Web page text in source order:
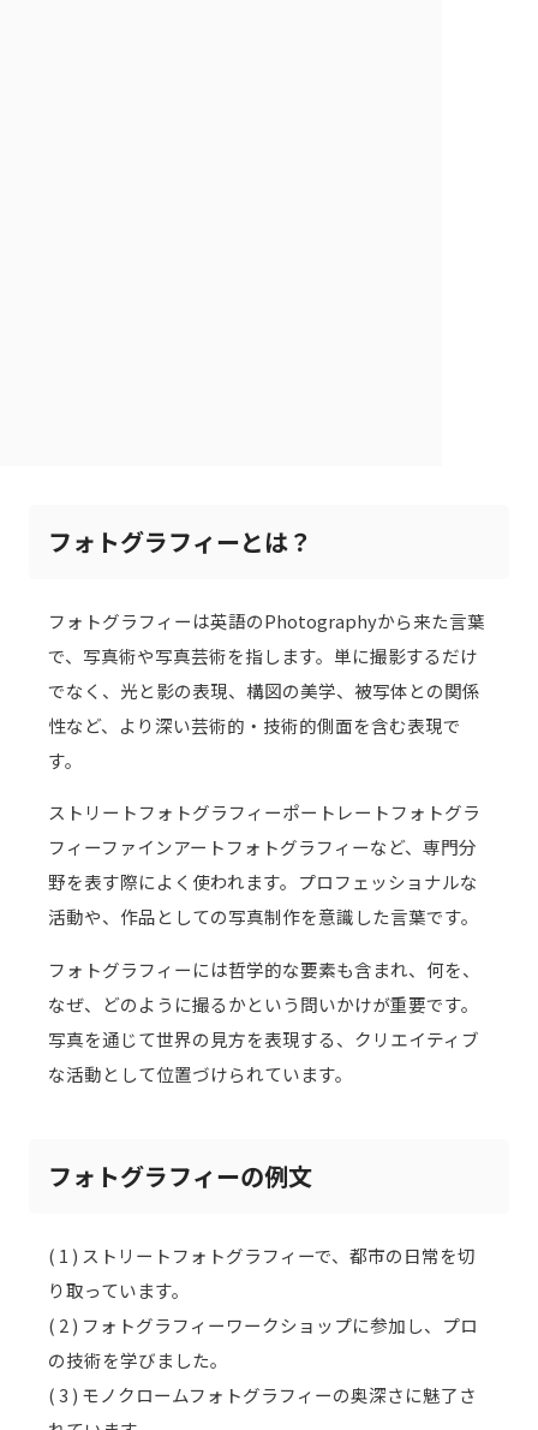
フォトグラフィーとは？
フォトグラフィーは英語のPhotographyから来た言葉
で、写真術や写真芸術を指します。単に撮影するだけ
でなく、光と影の表現、構図の美学、被写体との関係
性など、より深い芸術的・技術的側面を含む表現で
す。
ストリートフォトグラフィーポートレートフォトグラ
フィーファインアートフォトグラフィーなど、専門分
野を表す際によく使われます。プロフェッショナルな
活動や、作品としての写真制作を意識した言葉です。
フォトグラフィーには哲学的な要素も含まれ、何を、
なぜ、どのように撮るかという問いかけが重要です。
写真を通じて世界の見方を表現する、クリエイティブ
な活動として位置づけられています。
フォトグラフィーの例文
( 1 ) ストリートフォトグラフィーで、都市の日常を切
り取っています。
( 2 ) フォトグラフィーワークショップに参加し、プロ
の技術を学びました。
( 3 ) モノクロームフォトグラフィーの奥深さに魅了さ